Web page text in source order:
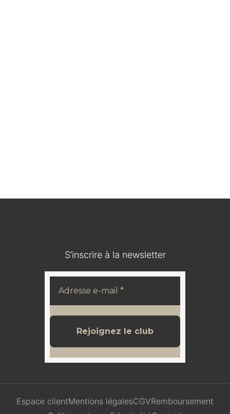
S’inscrire à la newsletter
Espace clientMentions légalesCGVRemboursement